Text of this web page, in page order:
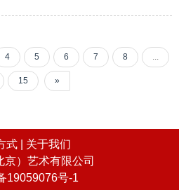
4 5 6 7 8 ...
15 »
式 | 关于我们
京）艺术有限公司
19059076号-1